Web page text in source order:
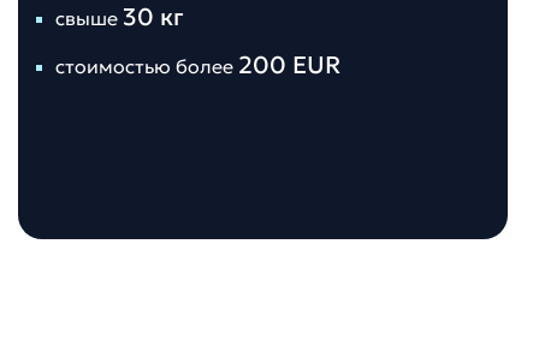
свыше 30 кг
стоимостью более 200 EUR